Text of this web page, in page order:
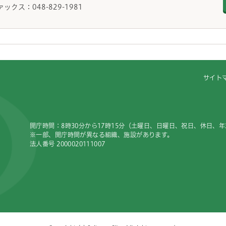
ックス：048-829-1981
サイト
開庁時間：8時30分から17時15分（土曜日、日曜日、祝日、休日、
※一部、開庁時間が異なる組織、施設があります。
法人番号 2000020111007